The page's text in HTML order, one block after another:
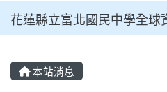
花蓮縣立富北國民中學全球
本站消息